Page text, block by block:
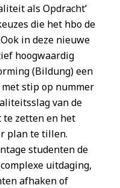
als Opdracht’
die het hbo de
in deze nieuwe
hoogwaardig
(Bildung) een
stip op nummer
van de
te zetten en het
plan te tillen.
studenten de
uitdaging,
afhaken of